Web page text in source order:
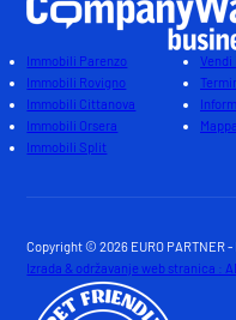
Immobili Parenzo
Immobili Rovigno
Immobili Cittanova
Immobili Orsera
Immobili Split
Vendi
Copyright © 2026 EURO PARTNER
Izrada & održavanje web stranica :